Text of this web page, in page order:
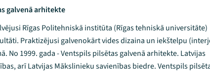
galvenā arhitekte
Rīgas Politehniskā institūta (Rīgas tehniskā universitāte)
Praktizējusi galvenokārt vides dizaina un iekštelpu
No 1999. gada - Ventspils pilsētas galvenā arhitekte. Latvijas
arī Latvijas Mākslinieku savienības biedre. Ventspils